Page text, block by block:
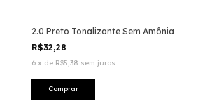
2.0 Preto Tonalizante Sem Amônia
R$32,28
6 x de R$5,38 sem juros